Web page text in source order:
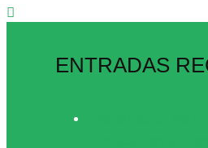
ENTRADAS
Presentación del